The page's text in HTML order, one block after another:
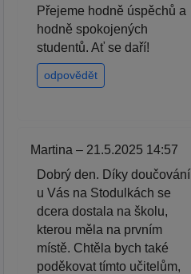
Přejeme hodně úspěchů a
hodně spokojených
studentů. Ať se daří!
odpovědět
Martina – 21.5.2025 14:57
Dobrý den. Díky doučování
u Vás na Stodulkách se
dcera dostala na školu,
kterou měla na prvním
místě. Chtěla bych také
poděkovat tímto učitelům,